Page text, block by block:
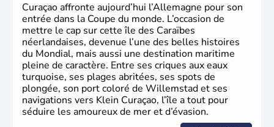
Curaçao affronte aujourd’hui l’Allemagne pour son
entrée dans la Coupe du monde. L’occasion de
mettre le cap sur cette île des Caraïbes
néerlandaises, devenue l’une des belles histoires
du Mondial, mais aussi une destination maritime
pleine de caractère. Entre ses criques aux eaux
turquoise, ses plages abritées, ses spots de
plongée, son port coloré de Willemstad et ses
navigations vers Klein Curaçao, l’île a tout pour
séduire les amoureux de mer et d’évasion.